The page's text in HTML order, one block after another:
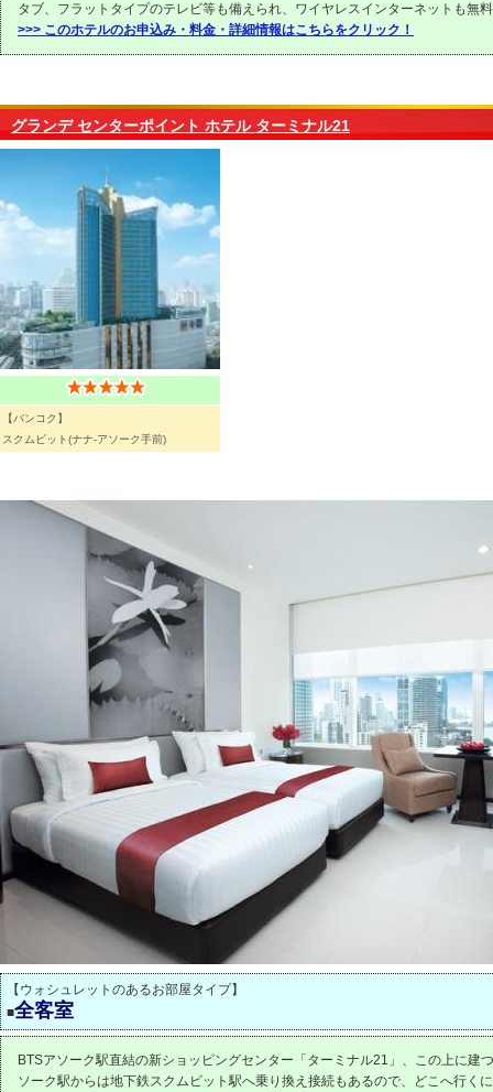
タブ、フラットタイプのテレビ等も備えられ、ワイヤレスインターネットも無
>>> このホテルのお申込み・料金・詳細情報はこちらをクリック！
グランデ センターポイント ホテル ターミナル21
【バンコク】
スクムビット(ナナ-アソーク手前)
【ウォシュレットのあるお部屋タイプ】
■全客室
BTSアソーク駅直結の新ショッピングセンター「ターミナル21」、この上に建
ソーク駅からは地下鉄スクムビット駅へ乗り換え接続もあるので、どこへ行く